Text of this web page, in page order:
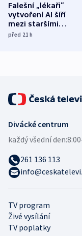
Falešní „lékaři“
vytvoření AI šíří
mezi staršími
Poláky nebezpečné
před 21h
TV program
Živé vysílání
TV poplatky
Divácké centrum
každý všední den:
261 136 113